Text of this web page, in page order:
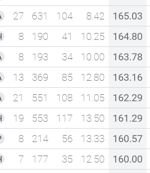
27 631 104 8.42 165.03
8 190 41 10.25 164.80
8 193 34 10.00 163.78
13 369 85 12.80 163.16
21 551 108 11.05 162.29
19 553 117 13.50 161.29
8 214 56 13.33 160.57
7 177 35 12.50 160.00